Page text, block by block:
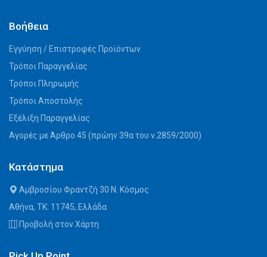
Βοήθεια
Εγγύηση / Επιστροφές Προϊόντων
Τρόποι Παραγγελίας
Τρόποι Πληρωμής
Τρόποι Αποστολής
Εξέλιξη Παραγγελίας
Αγορές με Άρθρο 45 (πρώην 39α του ν.2859/2000)
Κατάστημα
Αμβροσίου Φραντζή 30 Ν. Κόσμος
Αθήνα, ΤΚ: 11745, Ελλάδα
Προβολή στον Χάρτη